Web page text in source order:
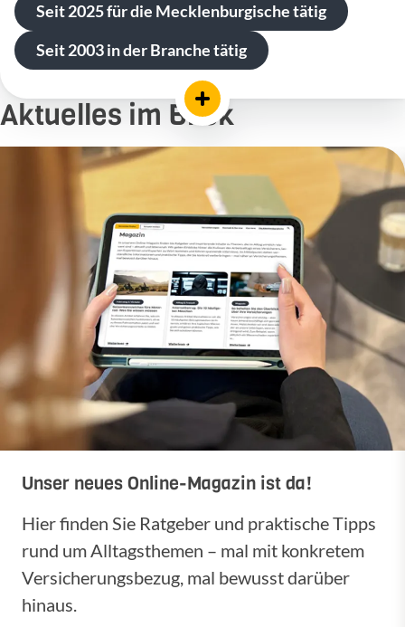
Seit 2025 für die Mecklenburgische tätig
Seit 2003 in der Branche tätig
Aktuelles im Blick
Unser neues Online-Magazin ist da!
Hier finden Sie Ratgeber und praktische Tipps
rund um Alltagsthemen – mal mit konkretem
Versicherungsbezug, mal bewusst darüber
hinaus.